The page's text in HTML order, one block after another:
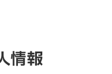
情報